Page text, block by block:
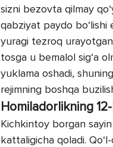
sizni bezovta qilmay
qabziyat paydo bo‘lishi
yuragi tezroq
tosga u bemalol sig‘a
yuklama oshadi,
rejimning boshqa
Homiladorlikning
Kichkintoy borgan
kattaligicha qoladi.